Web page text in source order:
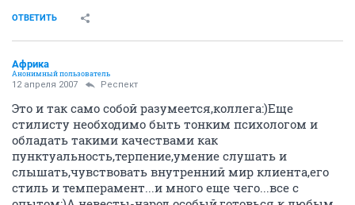
ОТВЕТИТЬ
Африка
Анонимный пользователь
12 апреля 2007 Респект
Это и так само собой разумеется,коллега:)Еще
стилисту необходимо быть тонким психологом и
обладать такими качествами как
пунктуальность,терпение,умение слушать и
слышать,чувствовать внутренний мир клиента,его
стиль и темперамент...и много еще чего...все с